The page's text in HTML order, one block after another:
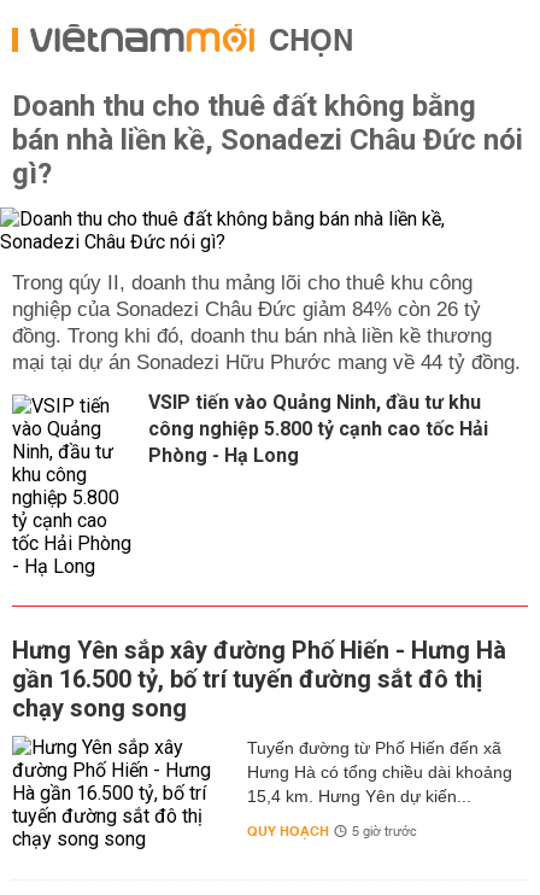
CHỌN
Doanh thu cho thuê đất không bằng
bán nhà liền kề, Sonadezi Châu Đức nói
gì?
Trong qúy II, doanh thu mảng lõi cho thuê khu công
nghiệp của Sonadezi Châu Đức giảm 84% còn 26 tỷ
đồng. Trong khi đó, doanh thu bán nhà liền kề thương
mại tại dự án Sonadezi Hữu Phước mang về 44 tỷ đồng.
VSIP tiến vào Quảng Ninh, đầu tư khu
công nghiệp 5.800 tỷ cạnh cao tốc Hải
Phòng - Hạ Long
Hưng Yên sắp xây đường Phố Hiến - Hưng Hà
gần 16.500 tỷ, bố trí tuyến đường sắt đô thị
chạy song song
Tuyến đường từ Phố Hiến đến xã
Hưng Hà có tổng chiều dài khoảng
15,4 km. Hưng Yên dự kiến...
QUY HOẠCH 5 giờ trước